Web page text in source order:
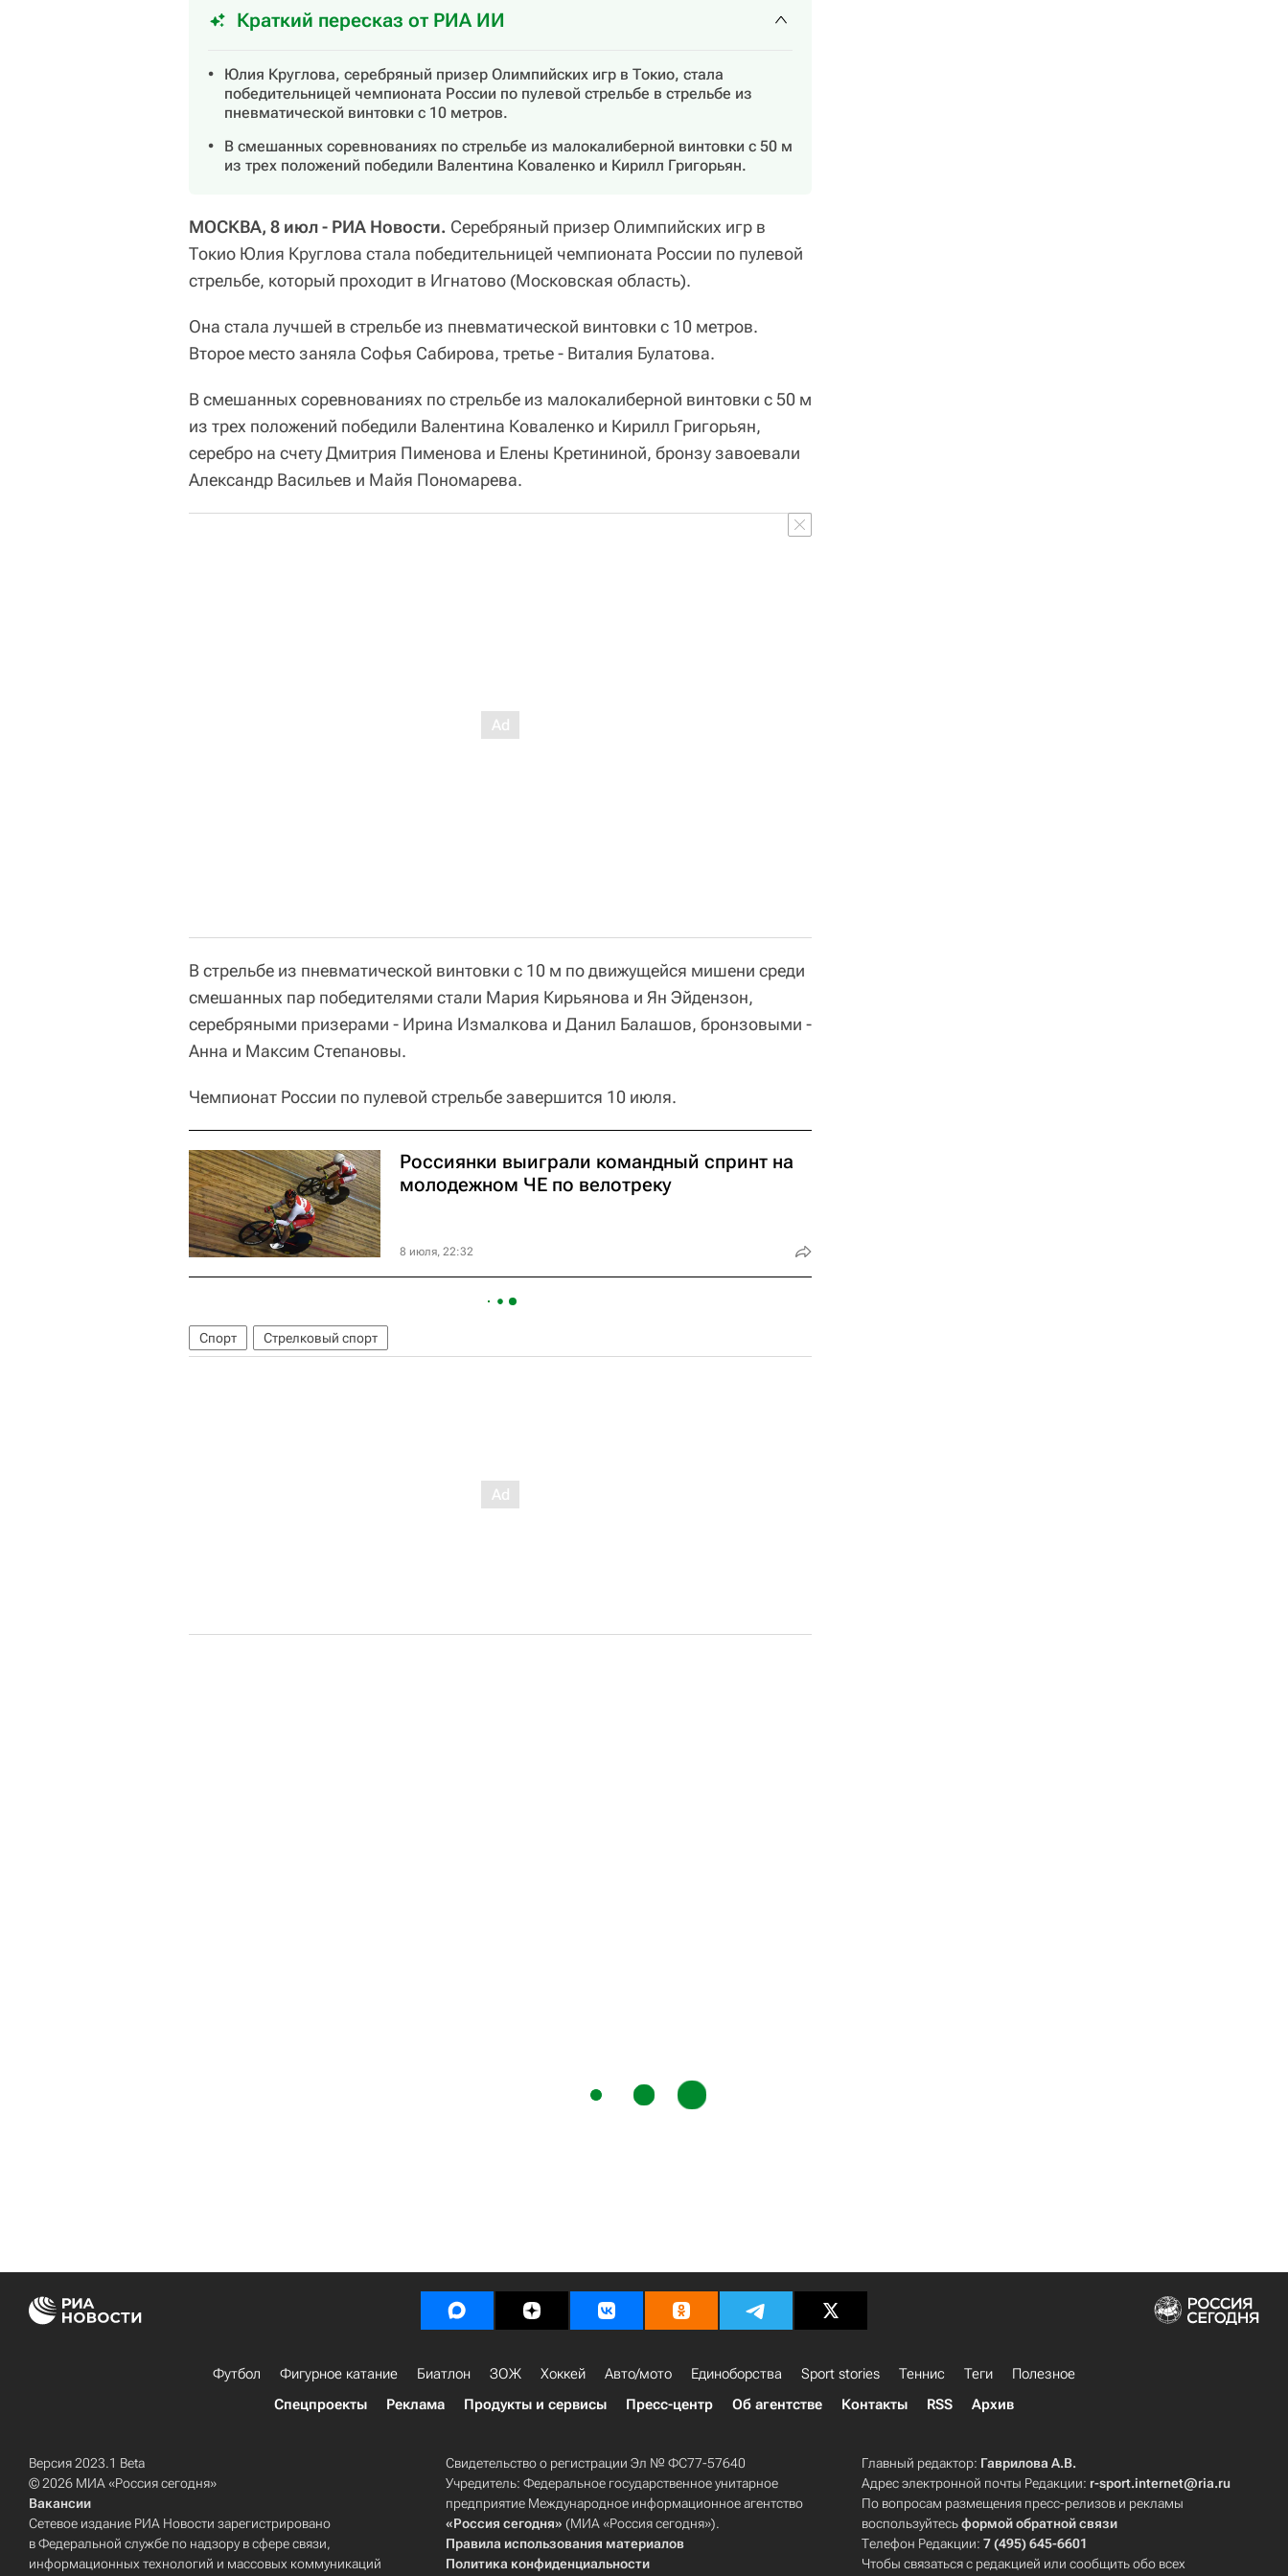
Краткий пересказ от РИА ИИ
Юлия Круглова, серебряный призер Олимпийских игр в Токио, стала
победительницей чемпионата России по пулевой стрельбе в стрельбе из
пневматической винтовки с 10 метров.
В смешанных соревнованиях по стрельбе из малокалиберной винтовки с 50 м
из трех положений победили Валентина Коваленко и Кирилл Григорьян.
МОСКВА, 8 июл - РИА Новости. Серебряный призер Олимпийских игр в
Токио Юлия Круглова стала победительницей чемпионата России по пулевой
стрельбе, который проходит в Игнатово (Московская область).
Она стала лучшей в стрельбе из пневматической винтовки с 10 метров.
Второе место заняла Софья Сабирова, третье - Виталия Булатова.
В смешанных соревнованиях по стрельбе из малокалиберной винтовки с 50 м
из трех положений победили Валентина Коваленко и Кирилл Григорьян,
серебро на счету Дмитрия Пименова и Елены Кретининой, бронзу завоевали
Александр Васильев и Майя Пономарева.
В стрельбе из пневматической винтовки с 10 м по движущейся мишени среди
смешанных пар победителями стали Мария Кирьянова и Ян Эйдензон,
серебряными призерами - Ирина Измалкова и Данил Балашов, бронзовыми -
Анна и Максим Степановы.
Чемпионат России по пулевой стрельбе завершится 10 июля.
Россиянки выиграли командный спринт на
молодежном ЧЕ по велотреку
8 июля, 22:32
Спорт Стрелковый спорт
Футбол Фигурное катание Биатлон ЗОЖ Хоккей Авто/мото Единоборства Sport stories Теннис Теги
Полезное
Спецпроекты
Реклама Продукты и сервисы Пресс-центр Об агентстве Контакты RSS Архив
Версия 2023.1 Beta
© 2026 МИА «Россия сегодня»
Вакансии
Сетевое издание РИА Новости зарегистрировано
в Федеральной службе по надзору в сфере связи,
информационных технологий и массовых коммуникаций
Свидетельство о регистрации Эл № ФС77-57640
Учредитель: Федеральное государственное унитарное
предприятие Международное информационное агентство
«Россия сегодня» (МИА «Россия сегодня»).
Правила использования материалов
Политика конфиденциальности
Главный редактор: Гаврилова А.В.
Адрес электронной почты Редакции: r-sport.internet@ria.ru
По вопросам размещения пресс-релизов и рекламы
воспользуйтесьформой обратной связи
Телефон Редакции:7 (495) 645-6601
Чтобы связаться с редакцией или сообщить обо всех